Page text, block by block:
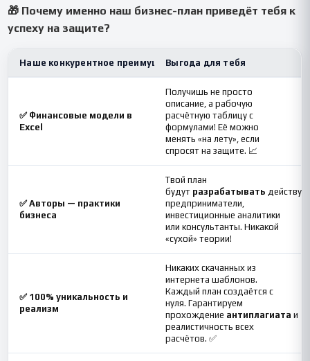
🎁 Почему именно наш бизнес-план приведёт тебя к
успеху на защите?
Наше конкурентное преимуществоВыгода для тебя
✅ Финансовые модели в
Excel
Получишь не просто
описание, а рабочую
расчётную таблицу с
формулами! Её можно
менять «на лету», если
спросят на защите. 📈
✅ Авторы — практики
бизнеса
Твой план
будут разрабатывать
предприниматели,
инвестиционные аналитики
или консультанты. Никакой
«сухой» теории!
✅ 100% уникальность и
реализм
Никаких скачанных из
интернета шаблонов.
Каждый план создаётся с
нуля. Гарантируем
прохождение антиплагиата и
реалистичность всех
расчётов. ✅